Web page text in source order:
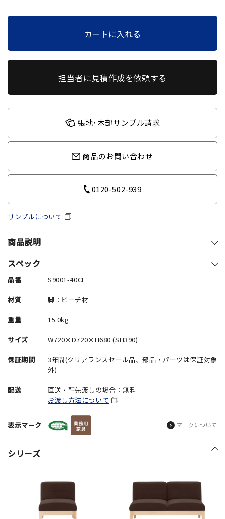
カートに入れる
担当者に見積作成を依頼する
張地･木部サンプル請求
商品のお問い合わせ
0120-502-939
サンプルについて
商品説明
スペック
品番 S9001-40CL
材質 脚：ビーチ材
重量 15.0kg
サイズ W720×D720×H680 (SH390)
保証期間
3年間(クリアランスセール品、部品・パーツは保証対象
外)
配送
直送・軒先渡しの場合：無料
お渡し方法について
表示マーク マークについて
シリーズ